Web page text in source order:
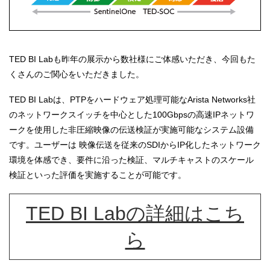
TED BI Labも昨年の展示から数社様にご体感いただき、今回もた
くさんのご関心をいただきました。
TED BI Labは、PTPをハードウェア処理可能なArista Networks社
のネットワークスイッチを中心とした100Gbpsの高速IPネットワ
ークを使用した非圧縮映像の伝送検証が実施可能なシステム設備
です。ユーザーは 映像伝送を従来のSDIからIP化したネットワーク
環境を体感でき、要件に沿った検証、マルチキャストのスケール
検証といった評価を実施することが可能です。
TED BI Labの詳細はこち
ら